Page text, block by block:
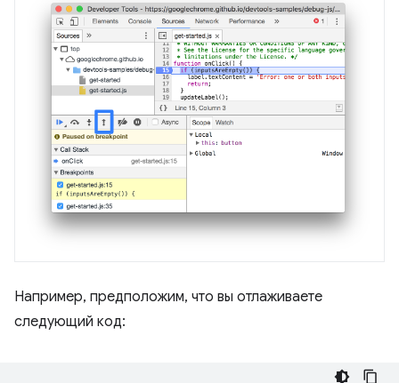
Например, предположим, что вы отлаживаете
следующий код: